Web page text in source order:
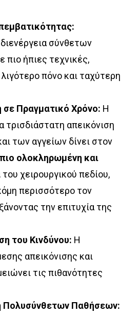
σύνθετων
ήπιες τεχνικές,
πόνο και ταχύτερη
σε Πραγματικό Χρόνο: Η
τρισδιάστατη απεικόνιση
των αγγείων δίνει στον
πιο ολοκληρωμένη και
του χειρουργικού πεδίου,
περισσότερο τον
την επιτυχία της
του Κινδύνου: Η
απεικόνισης και
τις πιθανότητες
Πολυσύνθετων Παθήσεων: